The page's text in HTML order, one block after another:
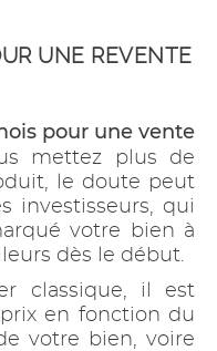
UNE REVENTE
pour une vente
mettez plus de
le doute peut
investisseurs, qui
votre bien à
dès le début.
classique, il est
en fonction du
votre bien, voire